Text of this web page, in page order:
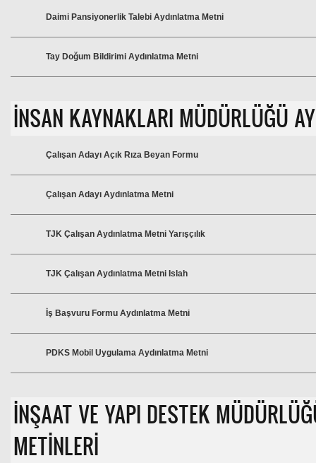
Daimi Pansiyonerlik Talebi Aydınlatma Metni
Tay Doğum Bildirimi Aydınlatma Metni
İNSAN KAYNAKLARI MÜDÜRLÜĞÜ
Çalışan Adayı Açık Rıza Beyan Formu
Çalışan Adayı Aydınlatma Metni
TJK Çalışan Aydınlatma Metni Yarışçılık
TJK Çalışan Aydınlatma Metni Islah
İş Başvuru Formu Aydınlatma Metni
PDKS Mobil Uygulama Aydınlatma Metni
İNŞAAT VE YAPI DESTEK
METİNLERİ